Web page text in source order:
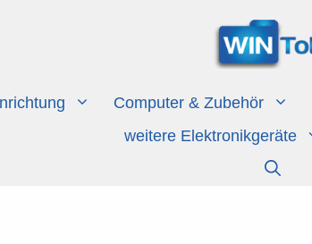
Computer & Zubehör
weitere Elektronikgeräte